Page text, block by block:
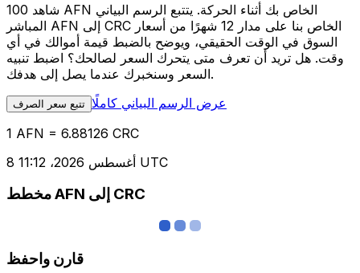
شاهد 100 AFN الخاص بك أثناء الحركة. يتتبع الرسم البياني
المباشر AFN إلى CRC الخاص بنا على مدار 12 شهرًا من أسعار
السوق في الوقت الحقيقي، ويوضح بالضبط قيمة أموالك في أي
وقت. هل تريد أن تعرف متى يتحرك السعر لصالحك؟ اضبط تنبيه
السعر وسنخبرك عندما يصل إلى هدفك.
تتبع سعر الصرف عرض الرسم البياني كاملًا
1 AFN = 6.88126 CRC
8 أغسطس 2026، 11:12 UTC
مخطط AFN إلى CRC
قارن واحفظ